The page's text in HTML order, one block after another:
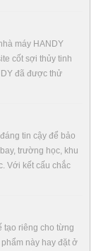
máy HANDY
cốt sợi thủy tinh
đã được thử
tin cậy để bảo
trường học, khu
Với kết cấu chắc
tạo riêng cho từng
này hay đặt ở